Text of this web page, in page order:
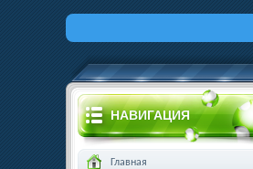
НАВИГАЦИЯ
Главная